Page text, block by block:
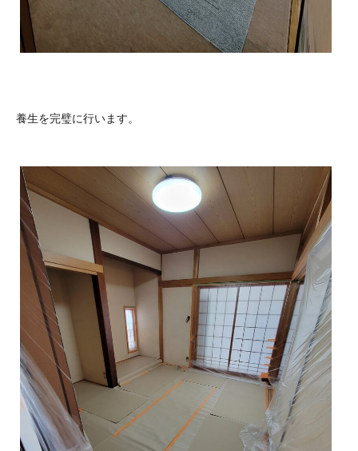
養生を完璧に行います。